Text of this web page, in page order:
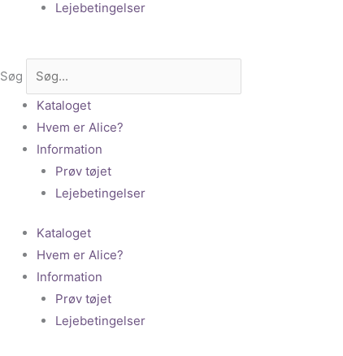
Lejebetingelser
Søg
Kataloget
Hvem er Alice?
Information
Prøv tøjet
Lejebetingelser
Kataloget
Hvem er Alice?
Information
Prøv tøjet
Lejebetingelser